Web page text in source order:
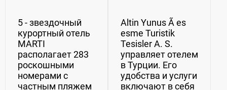
5 - звездочный
курортный отель
MARTI
располагает 283
роскошными
номерами с
частным пляжем
Altin Yunus Ã es
esme Turistik
Tesisler A. S.
управляет отелем
в Турции. Его
удобства и услуги
включают в себя